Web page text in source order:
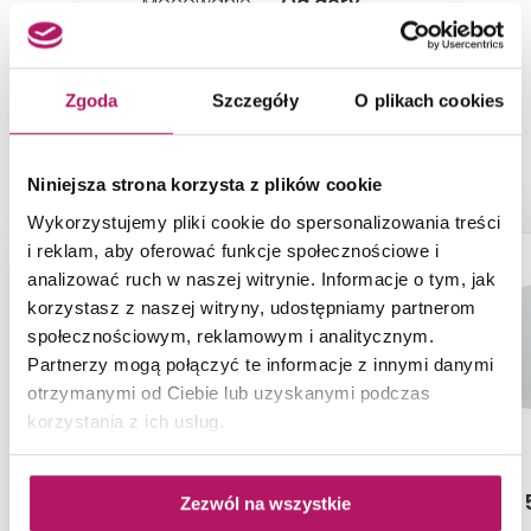
Zgoda Szczegóły O plikach cookies
Niniejsza strona korzysta z plików cookie
Wykorzystujemy pliki cookie do spersonalizowania treści
i reklam, aby oferować funkcje społecznościowe i
analizować ruch w naszej witrynie. Informacje o tym, jak
korzystasz z naszej witryny, udostępniamy partnerom
społecznościowym, reklamowym i analitycznym.
Partnerzy mogą połączyć te informacje z innymi danymi
otrzymanymi od Ciebie lub uzyskanymi podczas
korzystania z ich usług.
Zezwól na wszystkie
Geberit iCon 124060600
-9%
Geberit iCon